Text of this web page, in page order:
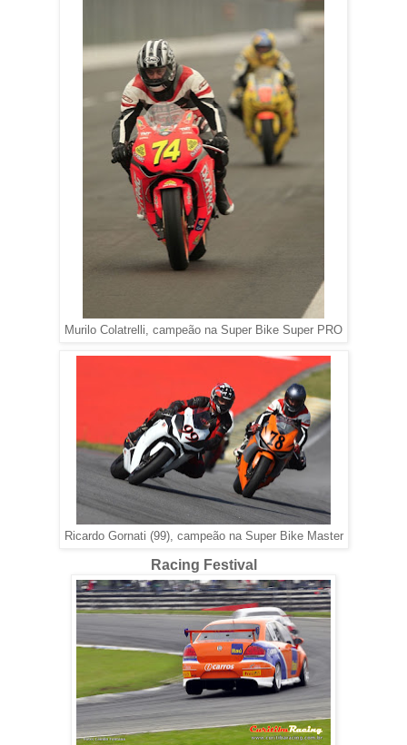
Murilo Colatrelli, campeão na Super Bike Super PRO
Ricardo Gornati (99), campeão na Super Bike Master
Racing Festival